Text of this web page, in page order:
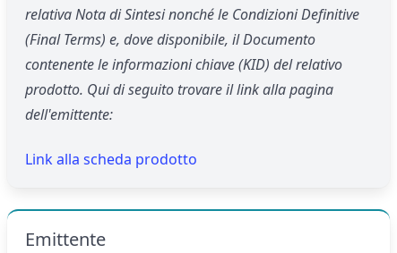
relativa Nota di Sintesi nonché le Condizioni Definitive
(Final Terms) e, dove disponibile, il Documento
contenente le informazioni chiave (KID) del relativo
prodotto. Qui di seguito trovare il link alla pagina
dell'emittente:
Link alla scheda prodotto
Emittente